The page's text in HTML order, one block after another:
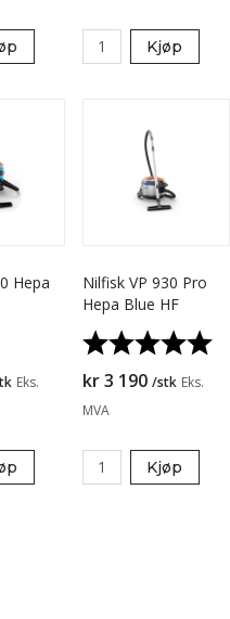
Kjøp
Hepa
Eks.
Nilfisk VP 930 Pro
Hepa Blue HF
Karakter:
kr 3 190 /stk Eks.
MVA
Kjøp